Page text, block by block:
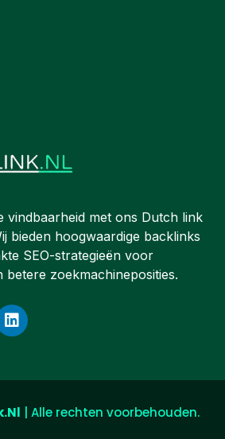
vindbaarheid met ons Dutch link
bieden hoogwaardige backlinks
SEO-strategieën voor
betere zoekmachineposities.
| Alle rechten voorbehouden.